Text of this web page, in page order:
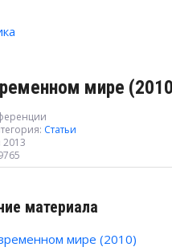
мире
Статьи
материала
мире (2010)